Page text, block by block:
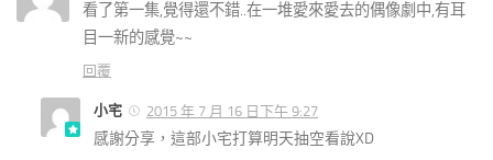
看了第一集,覺得還不錯..在一堆愛來愛去的偶像劇中,有耳
目一新的感覺~~
回覆
小宅 2015 年 7 月 16 日下午 9:27
感謝分享，這部小宅打算明天抽空看說XD